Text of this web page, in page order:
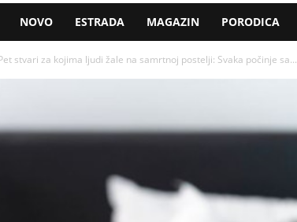
NOVO ESTRADA MAGAZIN PORODICA
stvari za kojima ljudi žale na samrtnoj postelji: Svaka počinje sa...